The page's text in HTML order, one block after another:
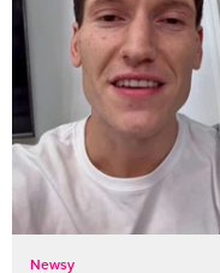
Newsy